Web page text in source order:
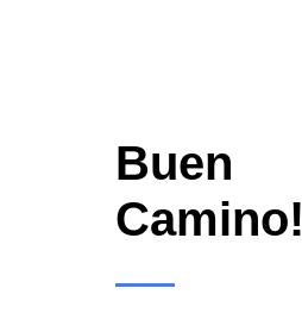
Buen
Camino!